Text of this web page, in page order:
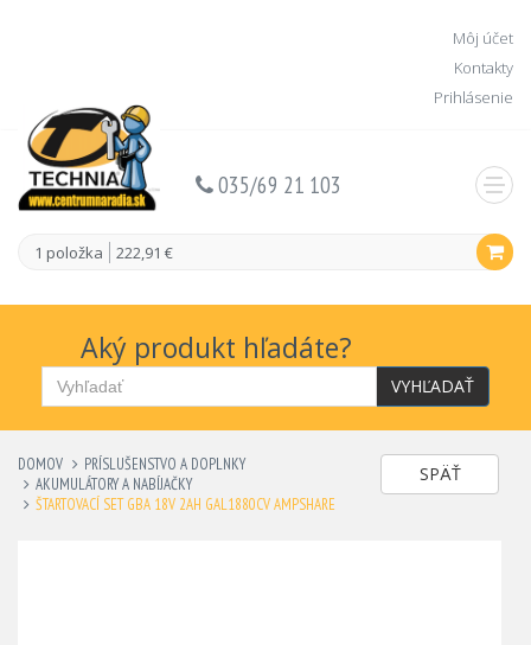
Môj účet
Kontakty
Prihlásenie
1 položka 222,91 €
035/69 21 103
Aký produkt hľadáte?
VYHĽADAŤ
SPÄŤ
DOMOV
PRÍSLUŠENSTVO A DOPLNKY
AKUMULÁTORY A NABÍJAČKY
ŠTARTOVACÍ SET GBA 18V 2AH GAL1880CV AMPSHARE